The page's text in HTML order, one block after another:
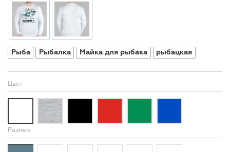
Рыба Рыбалка Майка для рыбака рыбацкая
Цвет
Размер